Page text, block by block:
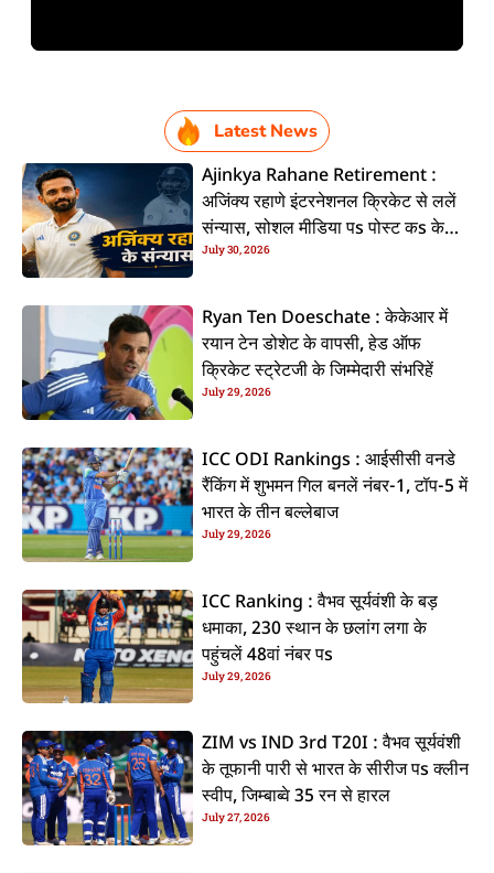
Latest News
Ajinkya Rahane Retirement :
अजिंक्य रहाणे इंटरनेशनल क्रिकेट से ललें
संन्यास, सोशल मीडिया पs पोस्ट कs के
कइलें एलान
July 30, 2026
Ryan Ten Doeschate : केकेआर में
रयान टेन डोशेट के वापसी, हेड ऑफ
क्रिकेट स्ट्रेटजी के जिम्मेदारी संभरिहें
July 29, 2026
ICC ODI Rankings : आईसीसी वनडे
रैंकिंग में शुभमन गिल बनलें नंबर-1, टॉप-5 में
भारत के तीन बल्लेबाज
July 29, 2026
ICC Ranking : वैभव सूर्यवंशी के बड़
धमाका, 230 स्थान के छलांग लगा के
पहुंचलें 48वां नंबर पs
July 29, 2026
ZIM vs IND 3rd T20I : वैभव सूर्यवंशी
के तूफानी पारी से भारत के सीरीज पs क्लीन
स्वीप, जिम्बाब्वे 35 रन से हारल
July 27, 2026